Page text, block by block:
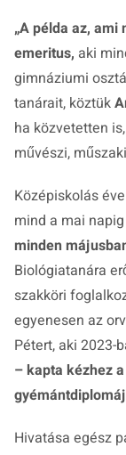
„A példa az,
emeritus, aki
gimnáziumi
tanárait, köztük
ha közvetetten
művészi,
Középiskolás
mind a mai
minden
Biológiatanára
szakköri
egyenesen az
Pétert, aki 2023-
– kapta kézhez
Hivatása egész